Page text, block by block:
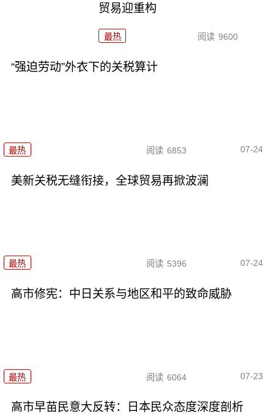
贸易迎重构
最热 阅读 9600
“强迫劳动”外衣下的关税算计
最热 阅读 6853 07-24
美新关税无缝衔接，全球贸易再掀波澜
最热 阅读 5396 07-24
高市修宪：中日关系与地区和平的致命威胁
最热 阅读 6064 07-23
高市早苗民意大反转：日本民众态度深度剖析